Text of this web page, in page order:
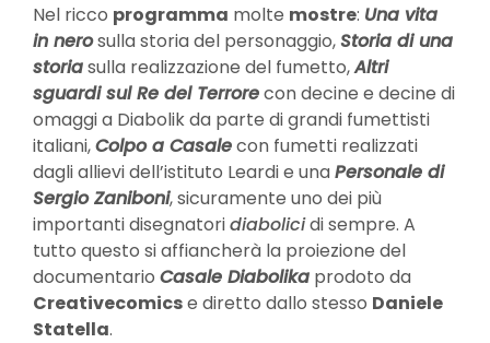
Nel ricco programma molte mostre: Una vita
in nerosulla storia del personaggio,Storia di una
storiasulla realizzazione del fumetto,Altri
sguardi sul Re del Terrorecon decine e decine di
omaggi a Diabolik da parte di grandi fumettisti
italiani,Colpo a Casalecon fumetti realizzati
dagli allievi dell’istituto Leardi e unaPersonale di
Sergio Zaniboni, sicuramente uno dei più
importanti disegnatoridiabolicidi sempre. A
tutto questo si affiancherà la proiezione del
documentario Casale Diabolika prodoto da
Creativecomicse diretto dallo stesso Daniele
Statella.